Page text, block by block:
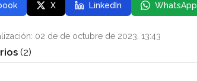
X LinkedIn WhatsApp
02 de de octubre de 2023, 13:43
(2)